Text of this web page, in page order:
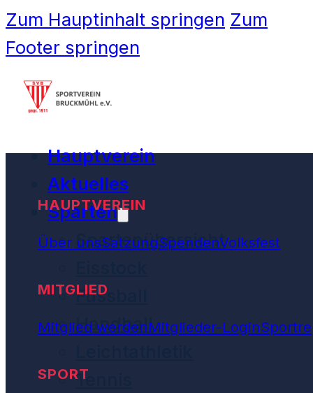
Zum Hauptinhalt springen Zum
Footer springen
Hauptverein
Aktuelles
Sparten
Spartenübersicht
Fussball
Handball
Tennis
HAUPTVEREIN
Über unsSatzungSpendenVolksfest
MITGLIED
Mitglied werdenMitglieder-Login
SPORT